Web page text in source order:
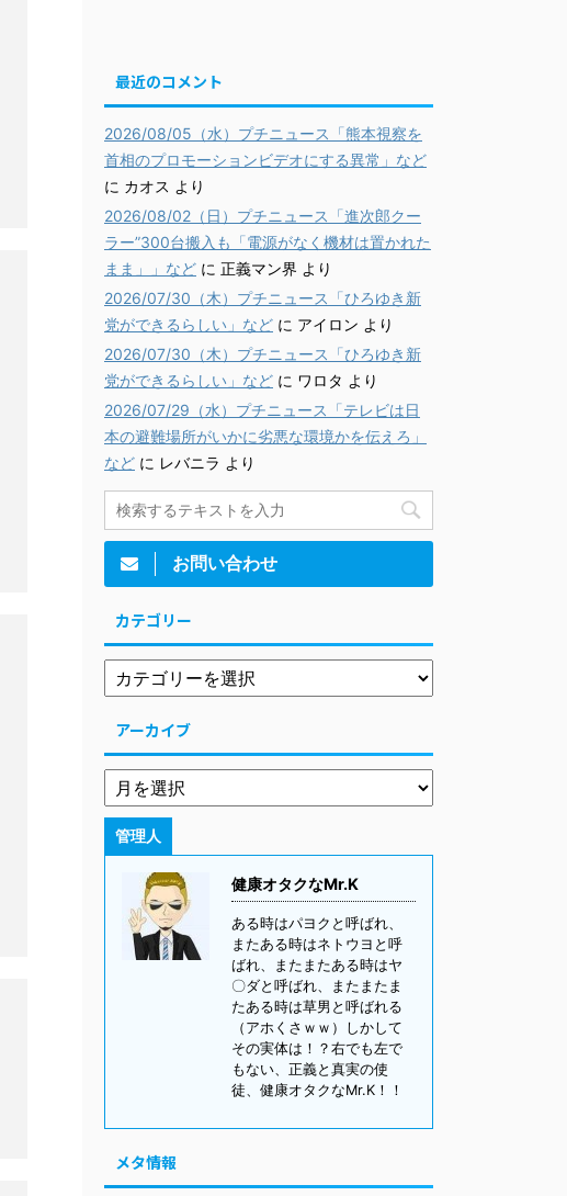
最近のコメント
2026/08/05（水）プチニュース「熊本視察を
首相のプロモーションビデオにする異常」など
に カオス より
2026/08/02（日）プチニュース「進次郎クー
ラー”300台搬入も「電源がなく機材は置かれた
まま」」など に 正義マン界 より
2026/07/30（木）プチニュース「ひろゆき新
党ができるらしい」など に アイロン より
2026/07/30（木）プチニュース「ひろゆき新
党ができるらしい」など に ワロタ より
2026/07/29（水）プチニュース「テレビは日
本の避難場所がいかに劣悪な環境かを伝えろ」
など に レバニラ より
お問い合わせ
カテゴリー
アーカイブ
管理人
健康オタクなMr.K
ある時はパヨクと呼ばれ、
またある時はネトウヨと呼
ばれ、またまたある時はヤ
〇ダと呼ばれ、またまたま
たある時は草男と呼ばれる
（アホくさｗｗ）しかして
その実体は！？右でも左で
もない、正義と真実の使
徒、健康オタクなMr.K！！
メタ情報